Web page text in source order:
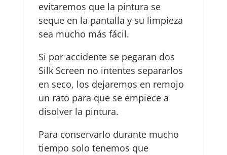
evitaremos que la pintura se
seque en la pantalla y su limpieza
sea mucho más fácil.
Si por accidente se pegaran dos
Silk Screen no intentes separarlos
en seco, los dejaremos en remojo
un rato para que se empiece a
disolver la pintura.
Para conservarlo durante mucho
tiempo solo tenemos que